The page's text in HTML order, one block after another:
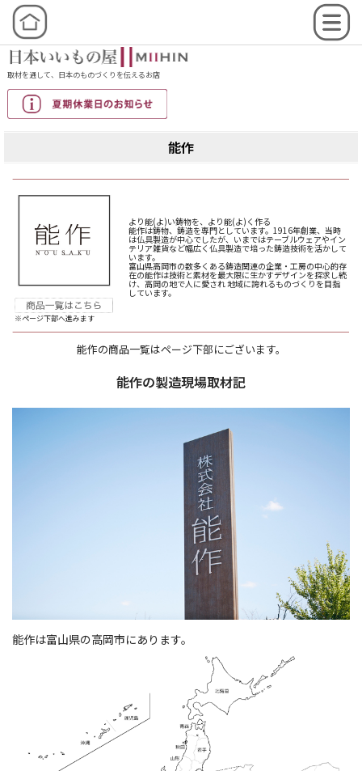
取材を通して、日本のものづくりを伝えるお店
能作
※ページ下部へ進みます
より能(よ)い鋳物を、より能(よ)く作る
能作は鋳物、鋳造を専門としています。1916年創業、当時
は仏具製造が中心でしたが、いまではテーブルウェアやイン
テリア雑貨など幅広く仏具製造で培った鋳造技術を活かして
います。
富山県高岡市の数多くある鋳造関連の企業・工房の中心的存
在の能作は技術と素材を最大限に生かすデザインを探求し続
け、高岡の地で人に愛され 地域に誇れるものづくりを目指
しています。
能作の商品一覧はページ下部にございます。
能作の製造現場取材記
能作は富山県の高岡市にあります。